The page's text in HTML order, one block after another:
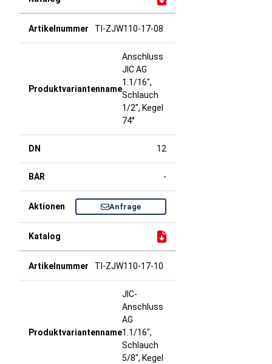
TI-ZJW110-17-08
Anschluss
JIC AG
1.1/16",
Schlauch
1/2", Kegel
74°
12
-
Anfrage
TI-ZJW110-17-10
JIC-
Anschluss
AG
1.1/16",
Schlauch
5/8", Kegel